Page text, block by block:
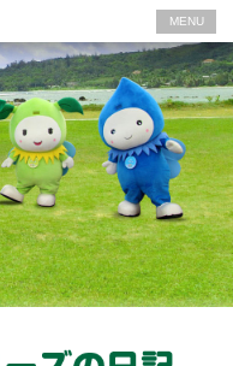
MENU